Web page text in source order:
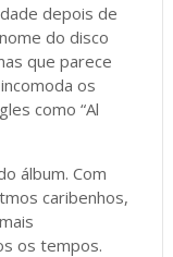
depois de
do disco
que parece
os
como “Al
álbum. Com
caribenhos,
os tempos.